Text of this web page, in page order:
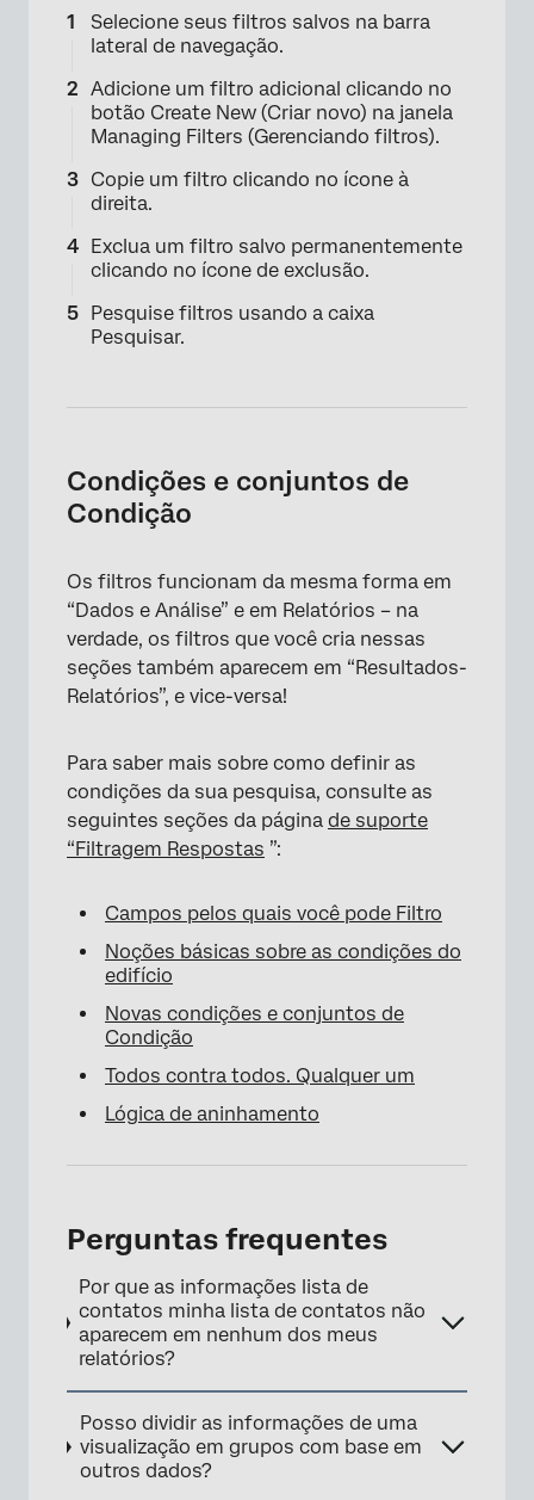
×
×
Selecione seus filtros salvos na barra
lateral de navegação.
Adicione um filtro adicional clicando no
botão Create New (Criar novo) na janela
Managing Filters (Gerenciando filtros).
Copie um filtro clicando no ícone à
direita.
Exclua um filtro salvo permanentemente
clicando no ícone de exclusão.
Pesquise filtros usando a caixa
Pesquisar.
Condições e conjuntos de
Condição
Os filtros funcionam da mesma forma em
“Dados e Análise” e em Relatórios – na
verdade, os filtros que você cria nessas
seções também aparecem em “Resultados-
Relatórios”, e vice-versa!
Para saber mais sobre como definir as
condições da sua pesquisa, consulte as
seguintes seções da página de suporte
“Filtragem Respostas ”:
Campos pelos quais você pode Filtro
Noções básicas sobre as condições do
edifício
Novas condições e conjuntos de
Condição
Todos contra todos. Qualquer um
Lógica de aninhamento
Perguntas frequentes
Por que as informações lista de
contatos minha lista de contatos não
aparecem em nenhum dos meus
relatórios?
Posso dividir as informações de uma
visualização em grupos com base em
outros dados?